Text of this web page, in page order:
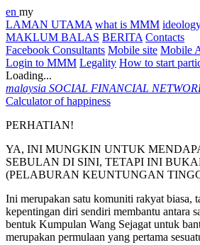
en my
LAMAN UTAMA what is MMM
MAKLUM BALAS BERITA Contacts
Facebook Consultants Mobile site Mobile
Login to MMM Legality How to start
Loading...
malaysia SOCIAL FINANCIAL
Calculator of happiness
PERHATIAN!
YA, INI MUNGKIN UNTUK
SEBULAN DI SINI, TETAPI INI
(PELABURAN KEUNTUNGAN
Ini merupakan satu komuniti rakyat biasa,
kepentingan diri sendiri membantu antara
bentuk Kumpulan Wang Sejagat untuk
merupakan permulaan yang pertama